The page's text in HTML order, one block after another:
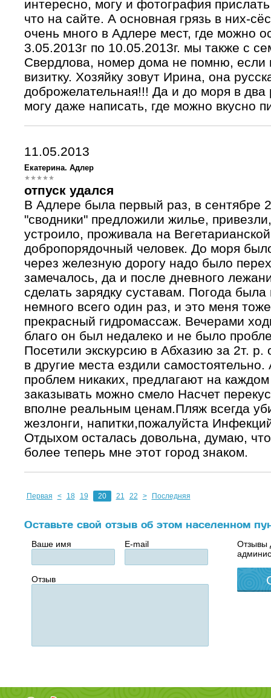
интересно, могу и фотография
что на сайте. А основная грязь в них-
очень много в Адлере мест, где можно
3.05.2013г по 10.05.2013г. мы также с
Свердлова, номер дома не помню, если
визитку. Хозяйку зовут Ирина, она
доброжелательная!!! Да и до моря в
могу даже написать, где можно вкусно
11.05.2013
Екатерина. Адлер
отпуск удался
В Адлере была первый раз, в сентябре
"сводники" предложили жилье,
устроило, проживала на
добропорядочный человек. До моря
через железную дорогу надо было
замечалось, да и после дневного
сделать зарядку суставам. Погода
немного всего один раз, и это меня
прекрасный гидромассаж. Вечерами
благо он был недалеко и не было
Посетили экскурсию в Абхазию за 2т. р.
в другие места ездили
проблем никаких, предлагают на
заказывать можно смело Насчет
вполне реальным ценам.Пляж всегда
жезлонги, напитки,пожалуйста
Отдыхом осталась довольна, думаю,
более теперь мне этот город знаком.
Первая < 18 19 20 21 22 > Последняя
Оставьте свой отзыв об этом населенном
Ваше имя E-mail
Отзыв
Отзывы